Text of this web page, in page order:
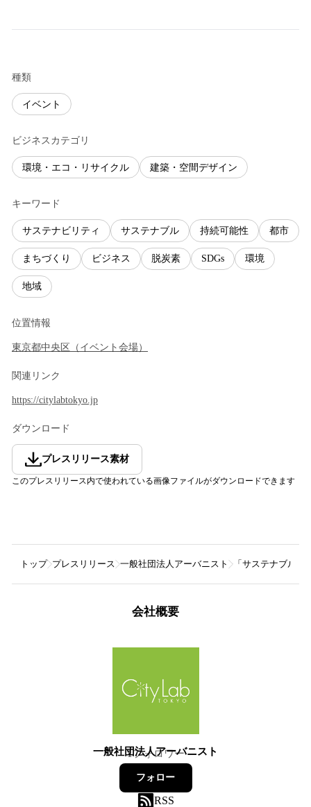
種類
イベント
ビジネスカテゴリ
環境・エコ・リサイクル 建築・空間デザイン
キーワード
サステナビリティ サステナブル 持続可能性 都市
まちづくり ビジネス 脱炭素 SDGs 環境
地域
位置情報
東京都中央区 （ イベント会場）
関連リンク
https://citylabtokyo.jp
ダウンロード
プレスリリース素材
このプレスリリース内で使われている画像ファイルがダウンロードできます
トップ プレスリリース 一般社団法人アーバニスト 「サステナブル
会社概要
一般社団法人アーバニスト
1フォロワー
フォロー
RSS